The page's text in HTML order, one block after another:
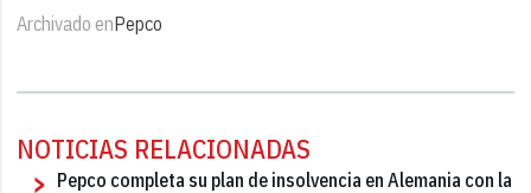
Archivado enPepco
NOTICIAS RELACIONADAS
Pepco completa su plan de insolvencia en Alemania con la